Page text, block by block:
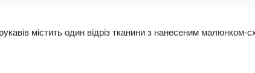
містить один відріз тканини з нанесеним